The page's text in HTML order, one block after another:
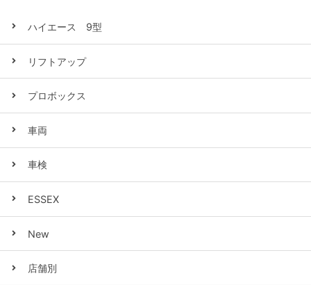
ハイエース 9型
リフトアップ
プロボックス
車両
車検
ESSEX
New
店舗別